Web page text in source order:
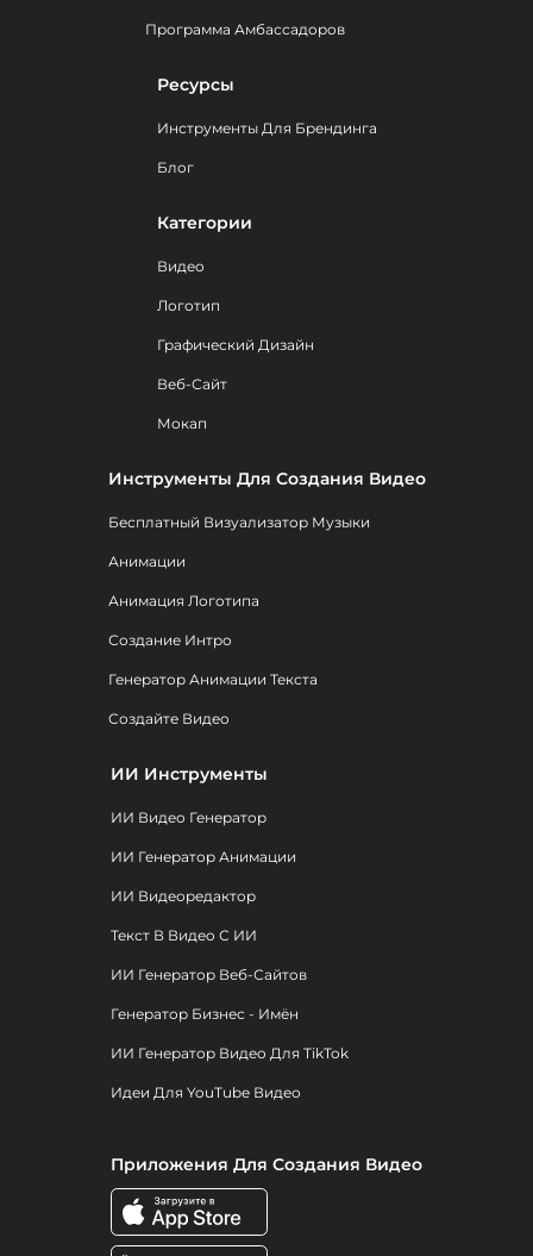
Программа Амбассадоров
Ресурсы
Инструменты Для Брендинга
Блог
Категории
Видео
Логотип
Графический Дизайн
Веб-Сайт
Мокап
Инструменты Для Создания Видео
Бесплатный Визуализатор Музыки
Анимации
Анимация Логотипа
Создание Интро
Генератор Анимации Текста
Создайте Видео
ИИ Инструменты
ИИ Видео Генератор
ИИ Генератор Анимации
ИИ Видеоредактор
Текст В Видео С ИИ
ИИ Генератор Веб-Сайтов
Генератор Бизнес - Имён
ИИ Генератор Видео Для TikTok
Идеи Для YouTube Видео
Приложения Для Создания Видео